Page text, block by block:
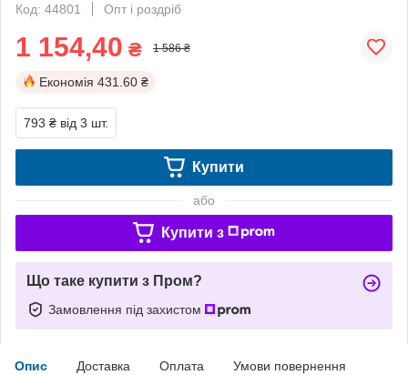
Код: 44801
Опт і роздріб
1 154,40 ₴ 1 586 ₴
Економія 431.60 ₴
793 ₴ від 3 шт.
Купити
або
Купити з
Що таке купити з Пром?
Замовлення під захистом
Опис Доставка Оплата Умови повернення